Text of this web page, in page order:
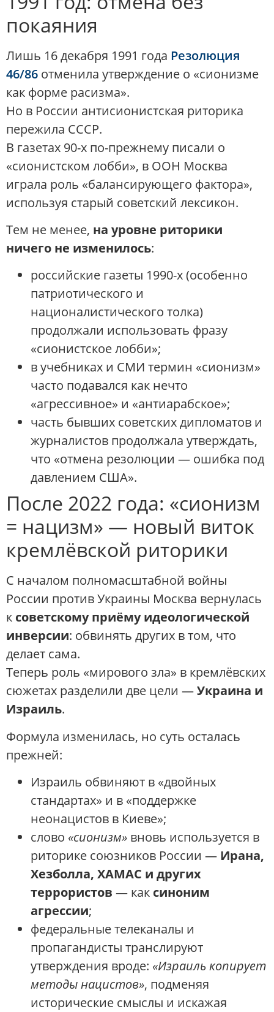
покаяния
Лишь 16 декабря 1991 года Резолюция
46/86 отменила утверждение о «сионизме
как форме расизма».
Но в России антисионистская риторика
пережила СССР.
В газетах 90-х по-прежнему писали о
«сионистском лобби», в ООН Москва
играла роль «балансирующего фактора»,
используя старый советский лексикон.
Тем не менее, на уровне риторики
ничего не изменилось:
российские газеты 1990-х (особенно
патриотического и
националистического толка)
продолжали использовать фразу
«сионистское лобби»;
в учебниках и СМИ термин «сионизм»
часто подавался как нечто
«агрессивное» и «антиарабское»;
часть бывших советских дипломатов и
журналистов продолжала утверждать,
что «отмена резолюции — ошибка под
давлением США».
После 2022 года: «сионизм
= нацизм» — новый виток
кремлёвской риторики
С началом полномасштабной войны
России против Украины Москва вернулась
к советскому приёму идеологической
инверсии: обвинять других в том, что
делает сама.
Теперь роль «мирового зла» в кремлёвских
сюжетах разделили две цели —Украина и
Израиль.
Формула изменилась, но суть осталась
прежней:
Израиль обвиняют в «двойных
стандартах» и в «поддержке
неонацистов в Киеве»;
слово «сионизм» вновь используется в
риторике союзников России — Ирана,
Хезболла, ХАМАС и других
террористов — как синоним
агрессии;
федеральные телеканалы и
пропагандисты транслируют
утверждения вроде: «Израиль копирует
методы нацистов», подменяя
исторические смыслы и искажая